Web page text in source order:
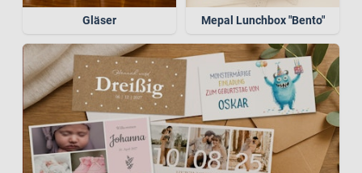
Gläser Mepal Lunchbox "Bento"